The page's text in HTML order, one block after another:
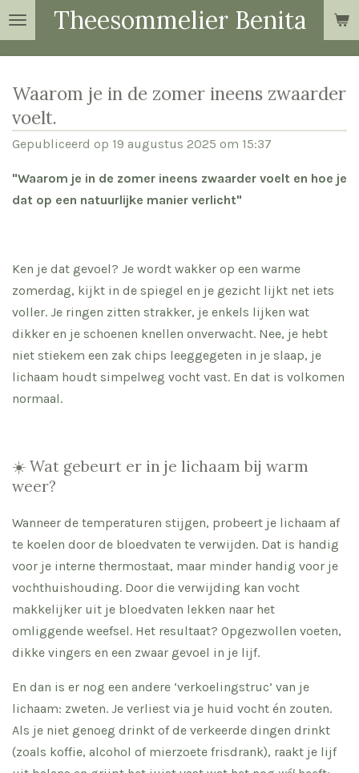
Ga
direct
hoofdinhoud
Theesommelier Benita
Waarom je in de zomer ineens zwaarder
voelt.
Gepubliceerd op 19 augustus 2025 om 15:37
"Waarom je in de zomer ineens zwaarder voelt en hoe je
dat op een natuurlijke manier verlicht"
Ken je dat gevoel? Je wordt wakker op een warme
zomerdag, kijkt in de spiegel en je gezicht lijkt net iets
voller. Je ringen zitten strakker, je enkels lijken wat
dikker en je schoenen knellen onverwacht. Nee, je hebt
niet stiekem een zak chips leeggegeten in je slaap, je
lichaam houdt simpelweg vocht vast. En dat is volkomen
normaal.
☀️ Wat gebeurt er in je lichaam bij warm
weer?
Wanneer de temperaturen stijgen, probeert je lichaam af
te koelen door de bloedvaten te verwijden. Dat is handig
voor je interne thermostaat, maar minder handig voor je
vochthuishouding. Door die verwijding kan vocht
makkelijker uit je bloedvaten lekken naar het
omliggende weefsel. Het resultaat? Opgezwollen voeten,
dikke vingers en een zwaar gevoel in je lijf.
En dan is er nog een andere ‘verkoelingstruc’ van je
lichaam: zweten. Je verliest via je huid vocht én zouten.
Als je niet genoeg drinkt of de verkeerde dingen drinkt
(zoals koffie, alcohol of mierzoete frisdrank), raakt je lijf